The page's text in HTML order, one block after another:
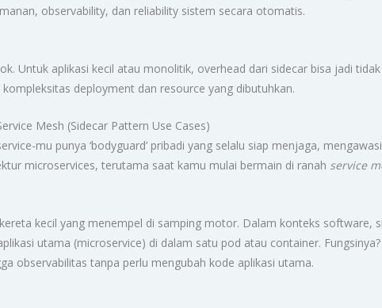
observability, dan reliability sistem secara otomatis.
Untuk aplikasi kecil atau monolitik, overhead dari sidecar bisa jadi
deployment dan resource yang dibutuhkan.
Mesh (Sidecar Pattern Use Cases)
mu punya ‘bodyguard’ pribadi yang selalu siap menjaga,
microservices, terutama saat kamu mulai bermain di ranah service
kecil yang menempel di samping motor. Dalam konteks software,
utama (microservice) di dalam satu pod atau container.
observabilitas tanpa perlu mengubah kode aplikasi utama.